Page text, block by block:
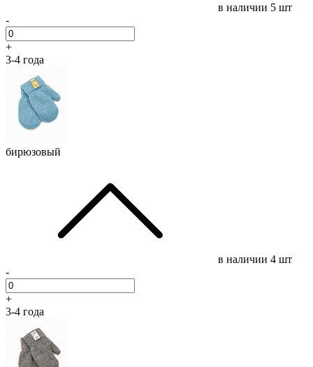
в наличии 5 шт
-
+
3-4 года
бирюзовый
в наличии 4 шт
-
+
3-4 года